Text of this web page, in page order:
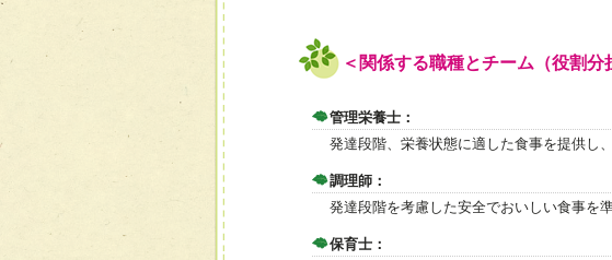
＜関係する職種とチーム（役割
管理栄養士：
発達段階、栄養状態に適した食事を提供し
調理師：
発達段階を考慮した安全でおいしい食事を
保育士：